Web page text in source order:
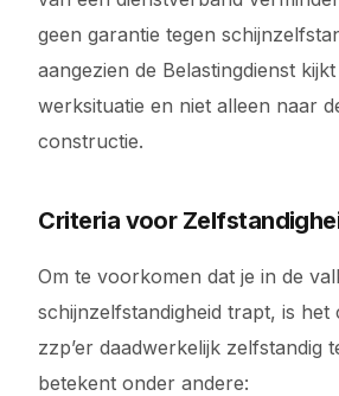
geen garantie tegen
aangezien de Belastingdienst
werksituatie en niet alleen naar
constructie.
Criteria voor
Om te voorkomen dat je in de
schijnzelfstandigheid trapt, is het
zzp’er daadwerkelijk zelfstandig
betekent onder andere: